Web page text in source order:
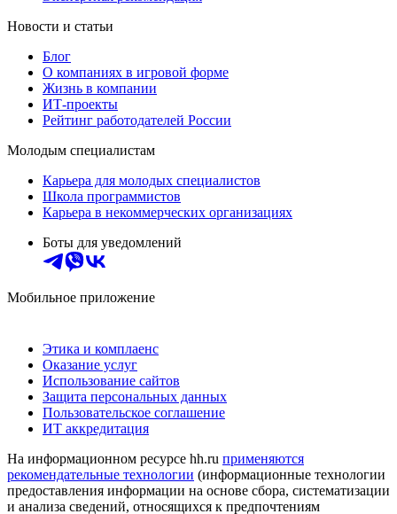
Новости и статьи
Блог
О компаниях в игровой форме
Жизнь в компании
ИТ-проекты
Рейтинг работодателей России
Молодым специалистам
Карьера для молодых специалистов
Школа программистов
Карьера в некоммерческих организациях
Боты для уведомлений
Мобильное приложение
Этика и комплаенс
Оказание услуг
Использование сайтов
Защита персональных данных
Пользовательское соглашение
ИТ аккредитация
На информационном ресурсе hh.ru применяются
рекомендательные технологии (информационные технологии
предоставления информации на основе сбора, систематизации
и анализа сведений, относящихся к предпочтениям